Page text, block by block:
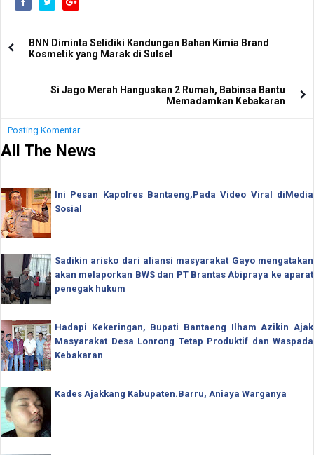
BNN Diminta Selidiki Kandungan Bahan Kimia Brand
Kosmetik yang Marak di Sulsel
Si Jago Merah Hanguskan 2 Rumah, Babinsa Bantu
Memadamkan Kebakaran
Posting Komentar
All The News
Ini Pesan Kapolres Bantaeng,Pada Video Viral diMedia
Sosial
Sadikin arisko dari aliansi masyarakat Gayo mengatakan
akan melaporkan BWS dan PT Brantas Abipraya ke aparat
penegak hukum
Hadapi Kekeringan, Bupati Bantaeng Ilham Azikin Ajak
Masyarakat Desa Lonrong Tetap Produktif dan Waspada
Kebakaran
Kades Ajakkang Kabupaten.Barru, Aniaya Warganya